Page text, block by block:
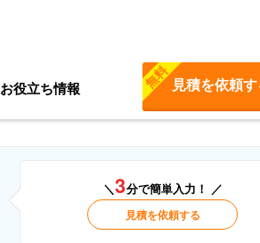
お役立ち情報 見積を依頼
無料
＼3分で簡単入力！ ／
見積を依頼する